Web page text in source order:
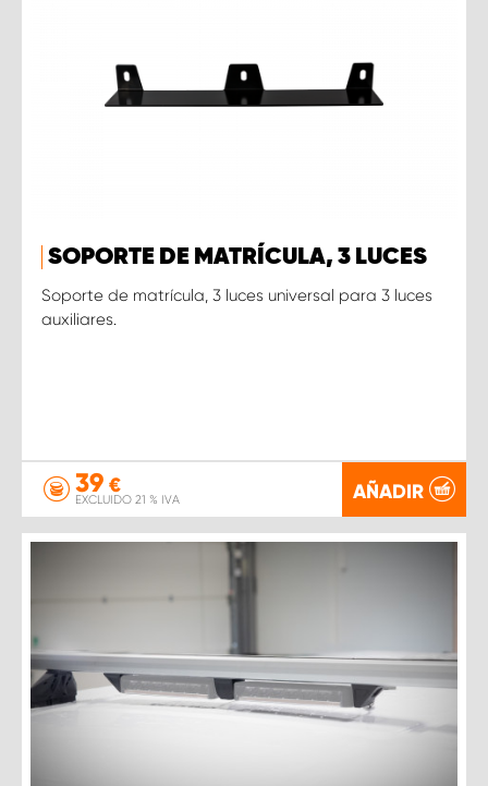
SOPORTE DE MATRÍCULA, 3 LUCES
Soporte de matrícula, 3 luces universal para 3 luces
auxiliares.
39 €
EXCLUIDO 21 % IVA AÑADIR